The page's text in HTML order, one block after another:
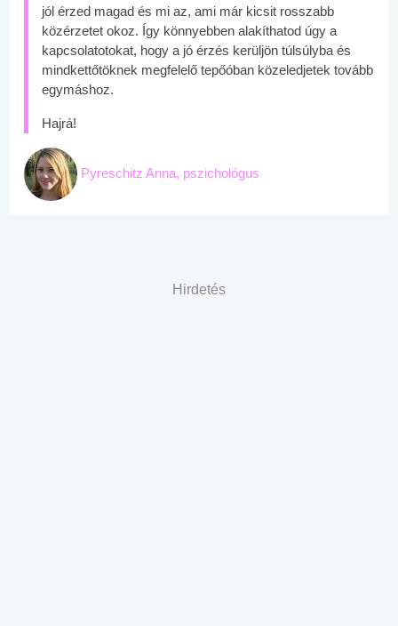
jól érzed magad és mi az, ami már kicsit rosszabb
közérzetet okoz. Így könnyebben alakíthatod úgy a
kapcsolatotokat, hogy a jó érzés kerüljön túlsúlyba és
mindkettőtöknek megfelelő tepőóban közeledjetek tovább
egymáshoz.
Hajrá!
Pyreschitz Anna, pszichológus
Hirdetés